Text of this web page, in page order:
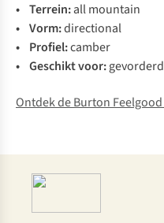
• Terrein:all mountain
• Vorm:directional
• Profiel:camber
• Geschikt voor:gevorderd
Ontdek de Burton Feelgood